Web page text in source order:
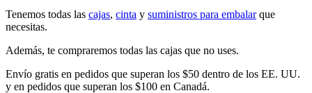
Tenemos todas las cajas, cinta y suministros para embalarque
necesitas.
Además, te compraremos todas las cajas que no uses.
Envío gratis en pedidos que superan los $50 dentro de los EE. UU.
y en pedidos que superan los $100 en Canadá.